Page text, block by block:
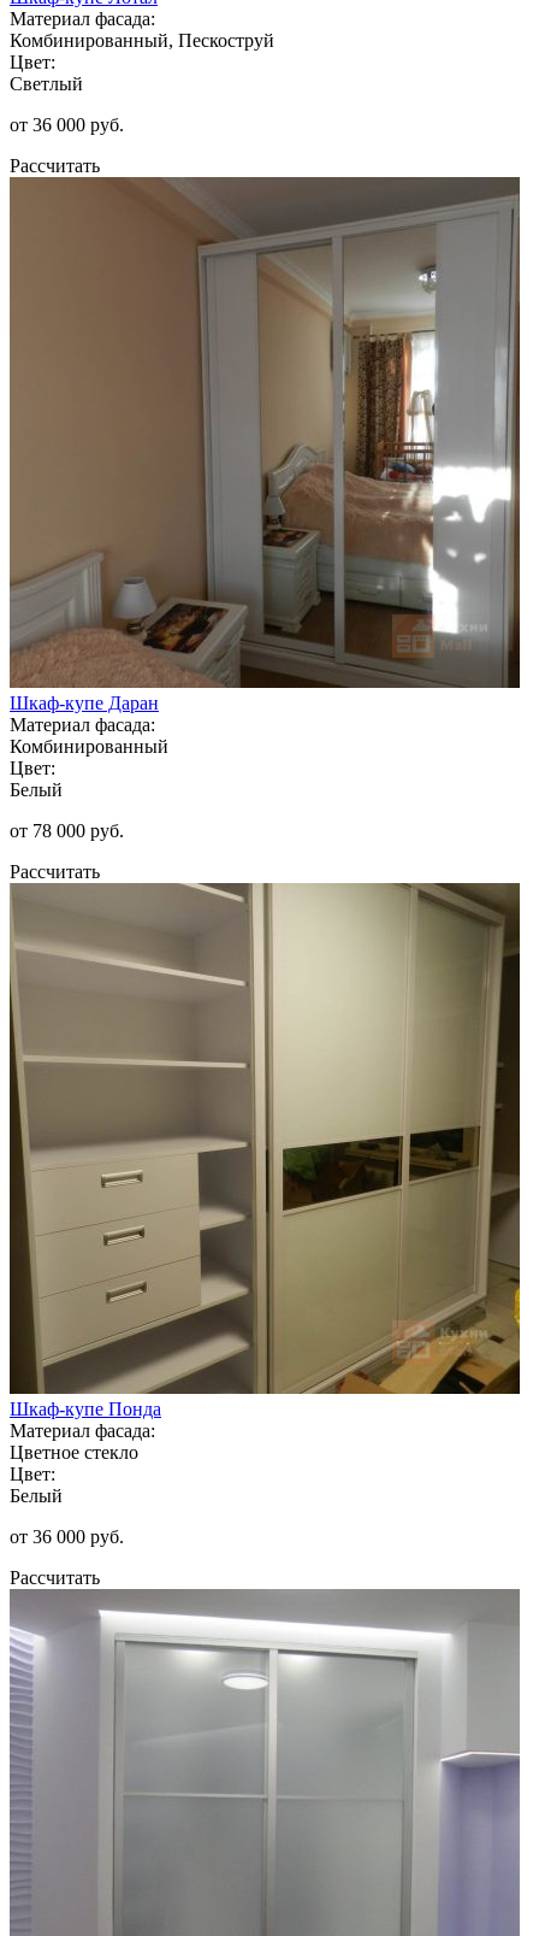
Материал фасада:
Комбинированный, Пескоструй
Цвет:
Светлый
от 36 000 руб.
Рассчитать
Шкаф-купе Даран
Материал фасада:
Комбинированный
Цвет:
Белый
от 78 000 руб.
Рассчитать
Шкаф-купе Понда
Материал фасада:
Цветное стекло
Цвет:
Белый
от 36 000 руб.
Рассчитать